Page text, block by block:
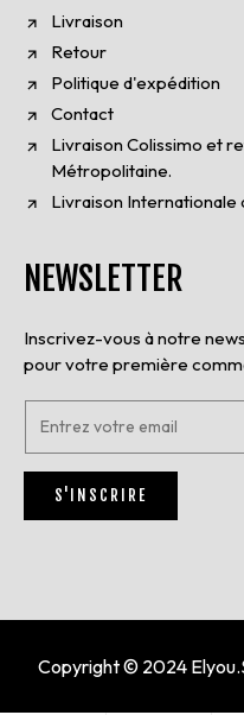
Livraison
Retour
Politique d'expédition
Contact
Livraison Colissimo et
Métropolitaine.
Livraison
NEWSLETTER
Inscrivez-vous à notre
pour votre première
E
t
r
z
S'INSCRIRE
Copyright © 2024